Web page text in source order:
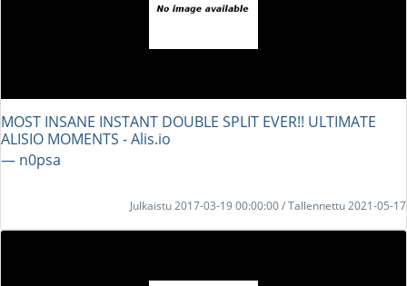
MOST INSANE INSTANT DOUBLE SPLIT EVER!! ULTIMATE
ALISIO MOMENTS - Alis.io
― n0psa
Julkaistu 2017-03-19 00:00:00 / Tallennettu 2021-05-17